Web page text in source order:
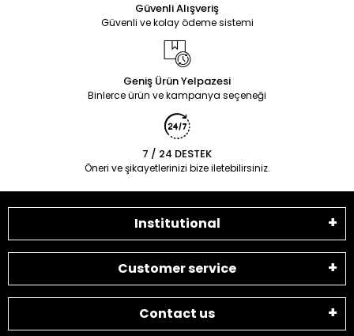
Güvenli Alışveriş
Güvenli ve kolay ödeme sistemi
Geniş Ürün Yelpazesi
Binlerce ürün ve kampanya seçeneği
7 / 24 DESTEK
Öneri ve şikayetlerinizi bize iletebilirsiniz.
Institutional
Customer service
Contact us